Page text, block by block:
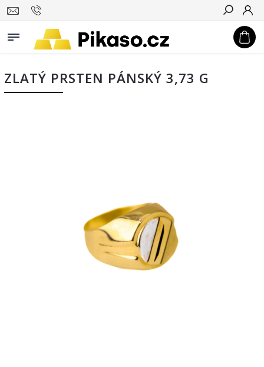
Hledat
ZLATÝ PRSTEN PÁNSKÝ 3,73 G